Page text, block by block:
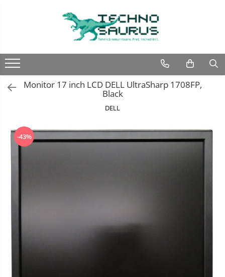
Refurbished
Second hand
Second hand
Refurbished
Second hand
Touchscreen second hand
Calculator Second hand
Monitor 17 inch LCD DELL UltraSharp 1708FP,
Black
DELL
-43%